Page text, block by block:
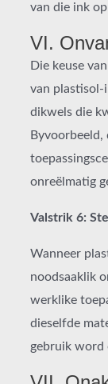
van die ink
VI.
Die keuse
van plastisol-
dikwels die
onreëlmatig
Valstrik 6:
Wanneer
noodsaaklik
werklike
dieselfde
gebruik word